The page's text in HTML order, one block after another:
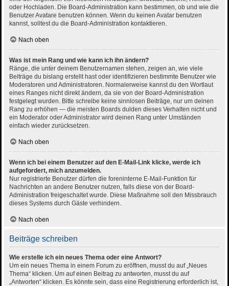
oder Hochladen. Die Board-Administration kann bestimmen, ob und wie die
Benutzer Avatare benutzen können. Wenn du keinen Avatar benutzen
kannst, solltest du die Board-Administration kontaktieren.
Nach oben
Was ist mein Rang und wie kann ich ihn ändern?
Ränge, die unter deinem Benutzernamen stehen, zeigen an, wie viele
Beiträge du bislang erstellt hast oder identifizieren bestimmte Benutzer wie
Moderatoren und Administratoren. Normalerweise kannst du den Wortlaut
eines Ranges nicht direkt ändern, da sie von der Board-Administration
festgelegt wurden. Bitte schreibe keine sinnlosen Beiträge, nur um deinen
Rang zu erhöhen — die meisten Boards dulden dieses Verhalten nicht und
ein Moderator oder Administrator wird deinen Rang unter Umständen
einfach wieder zurücksetzen.
Nach oben
Wenn ich bei einem Benutzer auf den E-Mail-Link klicke, werde ich
aufgefordert, mich anzumelden.
Nur registrierte Benutzer dürfen die foreninterne E-Mail-Funktion für
Nachrichten an andere Benutzer nutzen, falls diese von der Board-
Administration freigeschaltet wurde. Diese Maßnahme soll den Missbrauch
dieses Systems durch Gäste verhindern.
Nach oben
Beiträge schreiben
Wie erstelle ich ein neues Thema oder eine Antwort?
Um ein neues Thema in einem Forum zu eröffnen, musst du auf „Neues
Thema“ klicken. Um auf einen Beitrag zu antworten, musst du auf
„Antworten“ klicken. Es könnte sein, dass eine Registrierung erforderlich ist,